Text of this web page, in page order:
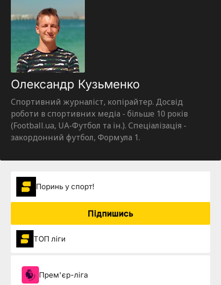
Олександр Кузьменко
Спортивний журналіст, копірайтер. Досвід
роботи в спортивних медіа - більше 10 років
(Football.ua, UA-Футбол та ін.). Спеціалізація -
закордонний футбол, Формула 1.
Поринь у спорт!
Підпишись
ТОП ліги
Прем'єр-ліга